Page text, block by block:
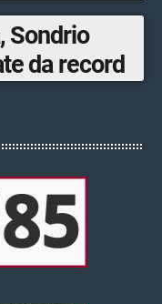
Sondrio
da record